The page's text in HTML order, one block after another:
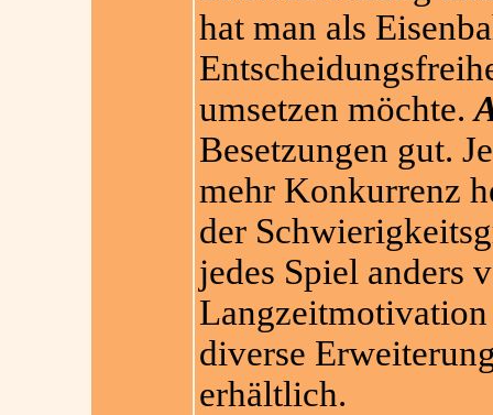
hat man als
umsetzen möchte.
Besetzungen gut.
mehr Konkurrenz
der
jedes Spiel anders
Langzeitmotivation
diverse
erhältlich.